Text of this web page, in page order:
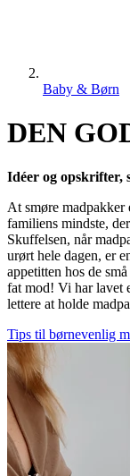
Baby & Børn
DEN
Idéer og opskrifter,
At smøre madpakker
familiens mindste,
Skuffelsen, når
urørt hele dagen, er
appetitten hos de
fat mod! Vi har lavet
lettere at holde
Tips til børnevenlig